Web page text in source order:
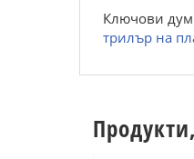
Ключови
трилър на